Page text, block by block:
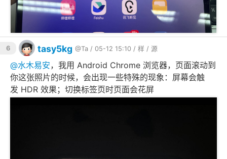
6 tasy5kg @Ta / 05-12 15:10 / 样 / 源
@水木易安，我用 Android Chrome 浏览器，页面滚动到
你这张照片的时候，会出现一些特殊的现象：屏幕会触
发 HDR 效果；切换标签页时页面会花屏